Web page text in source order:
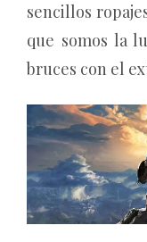
sencillos
que somos la
bruces con el